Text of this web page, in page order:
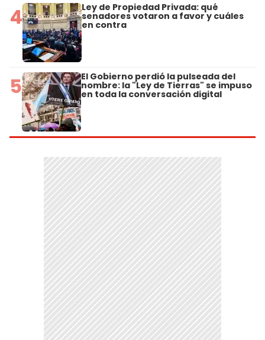
4 Ley de Propiedad Privada: qué
senadores votaron a favor y cuáles
en contra
5 El Gobierno perdió la pulseada del
nombre: la "Ley de Tierras" se impuso
en toda la conversación digital